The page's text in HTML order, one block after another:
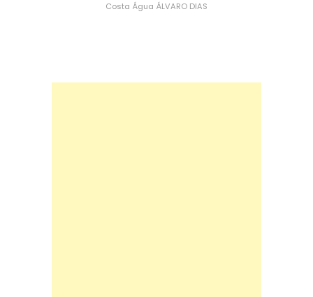
Costa Água ÁLVARO DIAS